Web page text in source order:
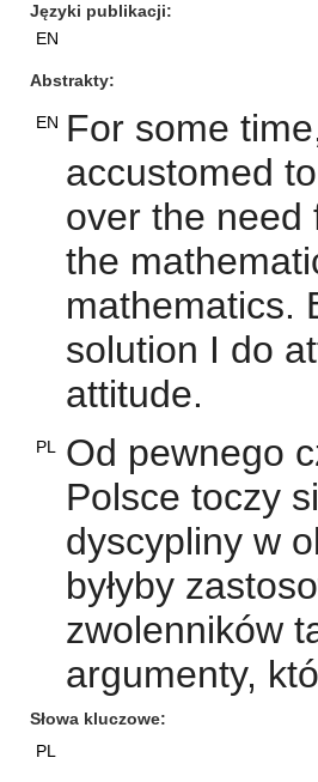
Języki publikacji
EN
Abstrakty
EN For some
accustomed
over the need
the
mathematics.
solution I do
attitude.
PL
Od pewnego
Polsce toczy
dyscypliny w
byłyby
zwolenników
argumenty,
Słowa kluczowe
PL